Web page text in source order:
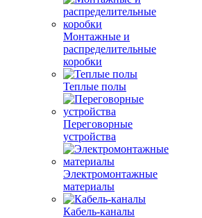
Монтажные и
распределительные
коробки
Теплые полы
Переговорные
устройства
Электромонтажные
материалы
Кабель-каналы